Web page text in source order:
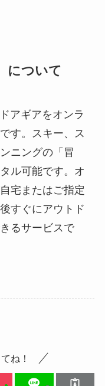
について
アギアをオンラ
す。スキー、ス
ニングの「冒
ル可能です。オ
宅またはご指定
すぐにアウトド
るサービスで
ね！